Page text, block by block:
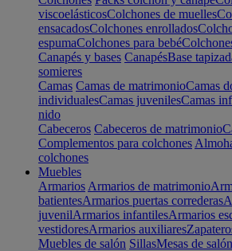
viscoelásticosColchones de muelles
ensacadosColchones enrollados
espumaColchones para bebé
Canapés y bases CanapésBase
somieres
Camas Camas de matrimonioCamas
individualesCamas juvenilesCamas
nido
Cabeceros Cabeceros de matrimonio
Complementos para colchones
colchones
Muebles
Armarios Armarios de matrimonio
batientesArmarios puertas correderas
juvenilArmarios infantilesArmarios
vestidoresArmarios auxiliares
Muebles de salón SillasMesas de salón